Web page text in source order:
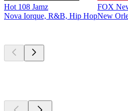
Hot 108 Jamz
Nova Iorque, R&B, Hip Hop
FOX
New